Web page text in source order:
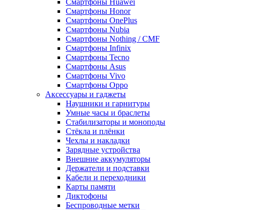
Смартфоны Huawei
Смартфоны Honor
Смартфоны OnePlus
Смартфоны Nubia
Смартфоны Nothing / CMF
Смартфоны Infinix
Смартфоны Tecno
Смартфоны Asus
Смартфоны Vivo
Смартфоны Oppo
Аксессуары и гаджеты
Наушники и гарнитуры
Умные часы и браслеты
Стабилизаторы и моноподы
Стёкла и плёнки
Чехлы и накладки
Зарядные устройства
Внешние аккумуляторы
Держатели и подставки
Кабели и переходники
Карты памяти
Диктофоны
Беспроводные метки